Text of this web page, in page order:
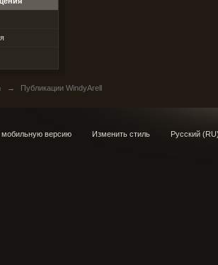
→ Публикации WindyArell
мобильную версию Изменить стиль Русский